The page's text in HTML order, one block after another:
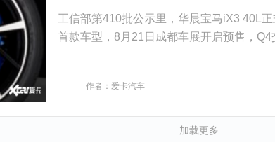
工信部第410批公示里，华晨宝马iX3 40L
首款车型，8月21日成都车展开启预售，Q4
作者：爱卡汽车
加载更多